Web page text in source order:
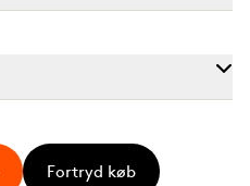
Fortryd køb